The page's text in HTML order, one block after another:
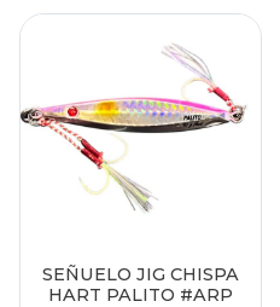
SEÑUELO JIG CHISPA
HART PALITO #ARP